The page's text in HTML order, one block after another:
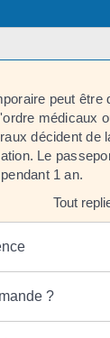
peut être
médicaux
décident de
Le
1 an.
Tout
?